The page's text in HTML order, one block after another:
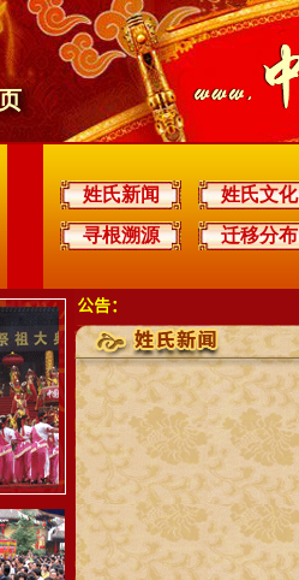
姓氏新闻 姓氏文化
寻根溯源
迁移分布